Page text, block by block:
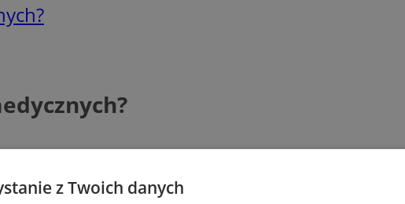
z Twoich danych